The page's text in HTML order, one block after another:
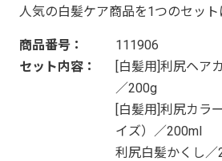
人気の白髪ケア商品を1つのセット
商品番号：
111906
セット内容：
[白髪用]利尻ヘア
／200g
[白髪用]利尻カラ
イズ）／200ml
利尻白髪かくし／